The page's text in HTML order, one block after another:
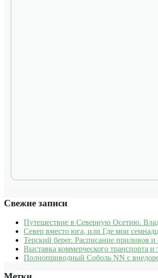
Свежие записи
Путешествие в Северную Осетию.
Север вместо юга, или Где мои
Терский берег. Расписание приливов
Выставка коммерческого транспорта
Полноприводный Соболь NN с